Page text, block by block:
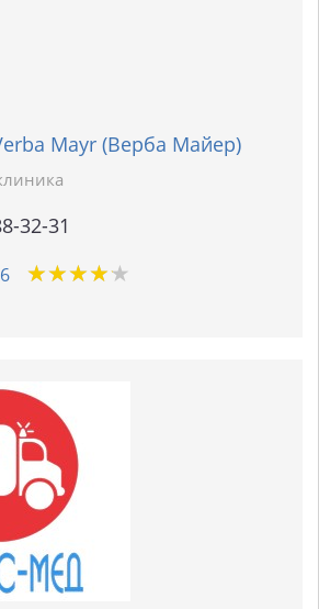
Mayr (Верба Майер)
32-31
★★★★★
★★★★★